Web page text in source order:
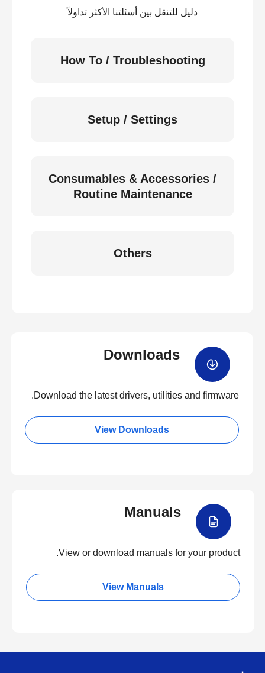
دليل للتنقل بين أسئلتنا الأكثر تداولاً
How To / Troubleshooting
Setup / Settings
Consumables & Accessories /
Routine Maintenance
Others
Downloads
Download the latest drivers, utilities and firmware.
View Downloads
Manuals
View or download manuals for your product.
View Manuals